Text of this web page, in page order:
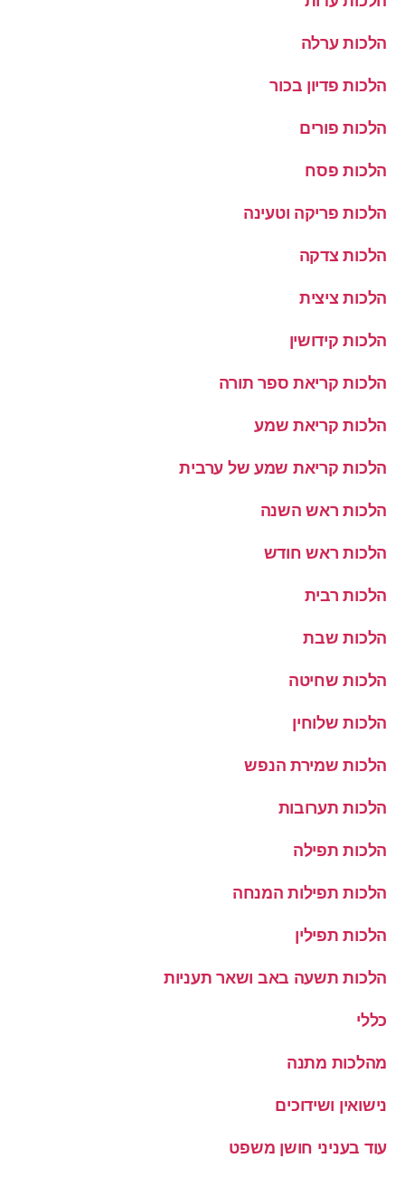
הלכות ערלה
הלכות פדיון בכור
הלכות פורים
הלכות פסח
הלכות פריקה וטעינה
הלכות צדקה
הלכות ציצית
הלכות קידושין
הלכות קריאת ספר תורה
הלכות קריאת שמע
הלכות קריאת שמע של ערבית
הלכות ראש השנה
הלכות ראש חודש
הלכות רבית
הלכות שבת
הלכות שחיטה
הלכות שלוחין
הלכות שמירת הנפש
הלכות תערובות
הלכות תפילה
הלכות תפילות המנחה
הלכות תפילין
הלכות תשעה באב ושאר תעניות
כללי
מהלכות מתנה
נישואין ושידוכים
עוד בעניני חושן משפט